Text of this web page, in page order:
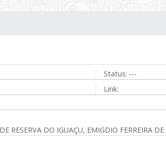
Status: ---
Link:
RESERVA DO IGUAÇU, EMIGDIO FERREIRA